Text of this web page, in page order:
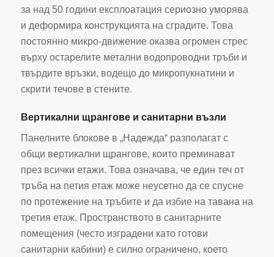
за над 50 години експлоатация сериозно уморява
и деформира конструкцията на сградите. Това
постоянно микро-движение оказва огромен стрес
върху остарелите метални водопроводни тръби и
твърдите връзки, водещо до микропукнатини и
скрити течове в стените.
Вертикални щрангове и санитарни възли
Панелните блокове в „Надежда“ разполагат с
общи вертикални щрангове, които преминават
през всички етажи. Това означава, че един теч от
тръба на петия етаж може неусетно да се спусне
по протежение на тръбите и да избие на тавана на
третия етаж. Пространството в санитарните
помещения (често изградени като готови
санитарни кабини) е силно ограничено, което